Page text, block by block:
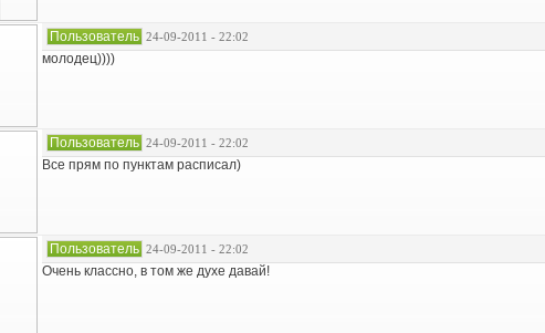
Пользователь 24-09-2011 - 22:02
молодец))))
Пользователь 24-09-2011 - 22:02
Все прям по пунктам расписал)
Пользователь 24-09-2011 - 22:02
Очень классно, в том же духе давай!